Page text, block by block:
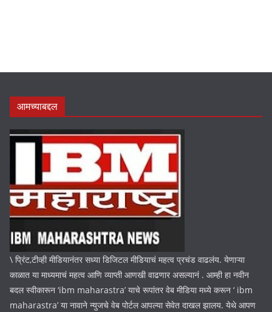
आमच्याबद्दल
\ प्रिंट,टीव्ही मीडियानंतर सध्या डिजिटल मीडियाचं महत्व प्रचंड वाढलंय. येणाऱ्या
काळात या माध्यमाचं महत्व आणि व्याप्ती आणखी वाढणार असल्यानं . आम्ही हा नवीन
बदल स्वीकारून ‘ibm maharastra’ याचे रूपांतर वेब मीडिया मध्ये करून ‘ ibm
maharastra’ या नावाने न्युजचे वेब पोर्टल आपल्या सेवेत दाखल झालय. येथे आपण